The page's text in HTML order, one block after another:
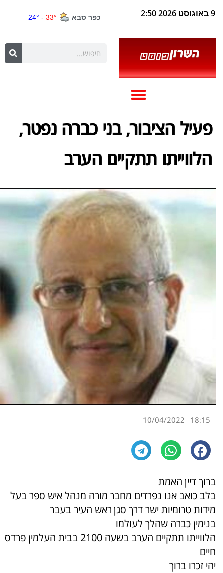
9 באוגוסט 2026 2:50
פעיל הציבור, בני כברה נפטר,
הלווייתו תתקיים הערב
18:15
10/04/2022
ברוך דיין האמת
בלב כואב אנו נפרדים מחבר מורה מנהל איש ספר בעל
מידות טרומיות ישר דרך סגן ראש העיר בעבר
בנימין כברה שהלך לעולמו
הלווייתו תתקיים הערב בשעה 2100 בבית העלמין פרדס
חיים
יהי זכרו ברוך